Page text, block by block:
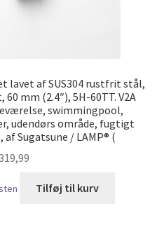
lavet af SUS304 rustfrit stål,
mm (2.4″), 5H-60TT. V2A
swimmingpool,
udendørs område, fugtigt
Sugatsune / LAMP® (
Tilføj til kurv